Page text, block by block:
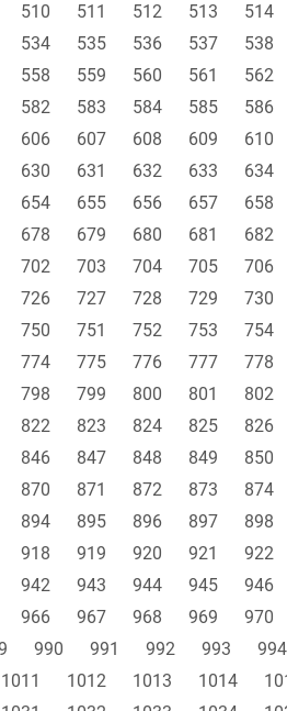
510 511 512 513 514
534 535 536 537 538
558 559 560 561 562
582 583 584 585 586
606 607 608 609 610
630 631 632 633 634
654 655 656 657 658
678 679 680 681 682
702 703 704 705 706
726 727 728 729 730
750 751 752 753 754
774 775 776 777 778
798 799 800 801 802
822 823 824 825 826
846 847 848 849 850
870 871 872 873 874
894 895 896 897 898
918 919 920 921 922
942 943 944 945 946
966 967 968 969 970
990 991 992 993 994
1011 1012 1013 1014